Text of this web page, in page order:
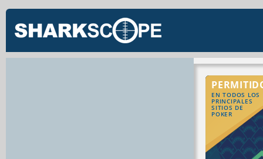
EN TODOS LOS
PRINCIPALES
SITIOS DE
POKER